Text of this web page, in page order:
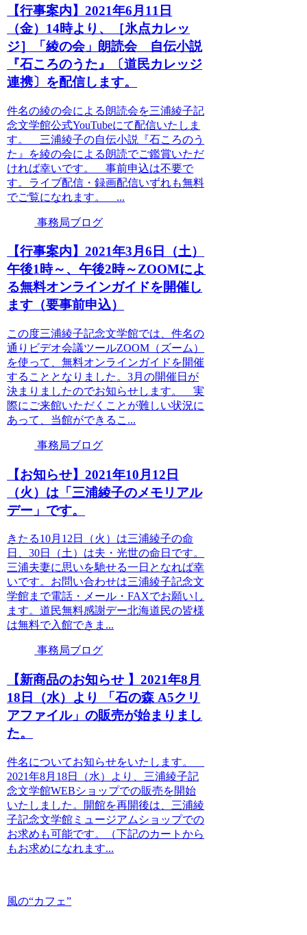
【行事案内】2021年6月11日
（金）14時より、［氷点カレッ
ジ］「綾の会」朗読会 自伝小説
『石ころのうた』〔道民カレッジ
連携〕を配信します。
件名の綾の会による朗読会を三浦綾子記
念文学館公式YouTubeにて配信いたしま
す。 三浦綾子の自伝小説『石ころのう
た』を綾の会による朗読でご鑑賞いただ
ければ幸いです。 事前申込は不要で
す。ライブ配信・録画配信いずれも無料
でご覧になれます。 ...
事務局ブログ
【行事案内】2021年3月6日（土）
午後1時～、午後2時～ZOOMによ
る無料オンラインガイドを開催し
ます（要事前申込）
この度三浦綾子記念文学館では、件名の
通りビデオ会議ツールZOOM（ズーム）
を使って、無料オンラインガイドを開催
することとなりました。3月の開催日が
決まりましたのでお知らせします。 実
際にご来館いただくことが難しい状況に
あって、当館ができるこ...
事務局ブログ
【お知らせ】2021年10月12日
（火）は「三浦綾子のメモリアル
デー」です。
きたる10月12日（火）は三浦綾子の命
日、30日（土）は夫・光世の命日です。
三浦夫妻に思いを馳せる一日となれば幸
いです。お問い合わせは三浦綾子記念文
学館まで電話・メール・FAXでお願いし
ます。道民無料感謝デー北海道民の皆様
は無料で入館できま...
事務局ブログ
【新商品のお知らせ 】2021年8月
18日（水）より 「石の森 A5クリ
アファイル」の販売が始まりまし
た。
件名についてお知らせをいたします。
2021年8月18日（水）より、三浦綾子記
念文学館WEBショップでの販売を開始
いたしました。開館を再開後は、三浦綾
子記念文学館ミュージアムショップでの
お求めも可能です。（下記のカートから
もお求めになれます...
風の“カフェ”